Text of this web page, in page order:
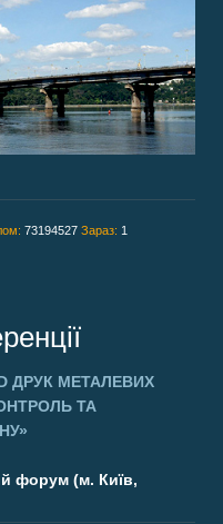
73194527 Зараз: 1
ДРУК МЕТАЛЕВИХ
ТА
форум (м. Київ,